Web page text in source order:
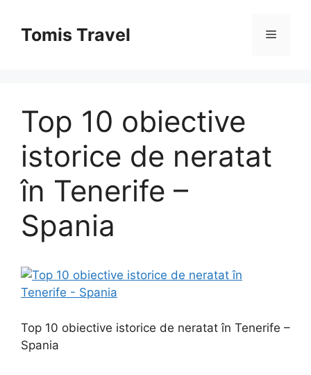
conținutTomis Travel Meniu
Top 10 obiective
istorice de neratat
în Tenerife –
Spania
Top 10 obiective istorice de neratat în Tenerife –
Spania